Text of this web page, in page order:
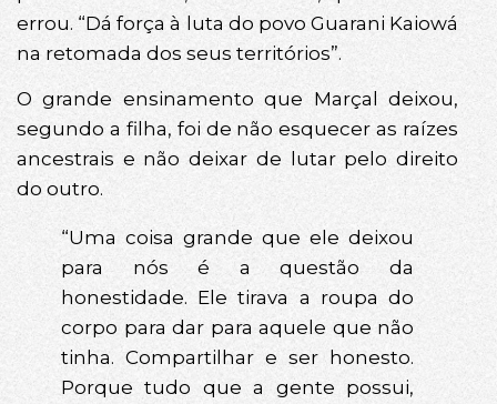
errou. “Dá força à luta do povo Guarani Kaiowá
na retomada dos seus territórios”.
O grande ensinamento que Marçal deixou,
segundo a filha, foi de não esquecer as raízes
ancestrais e não deixar de lutar pelo direito
do outro.
“Uma coisa grande que ele deixou
para nós é a questão da
honestidade. Ele tirava a roupa do
corpo para dar para aquele que não
tinha. Compartilhar e ser honesto.
Porque tudo que a gente possui,